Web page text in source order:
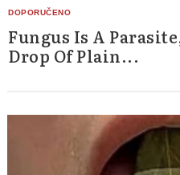
Fungus Is A
Drop Of Plain...